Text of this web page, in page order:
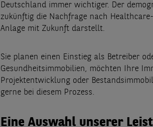
Deutschland immer wichtiger. Der
zukünftig die Nachfrage nach
Anlage mit Zukunft darstellt.
Sie planen einen Einstieg als Betreiber
Gesundheitsimmobilien, möchten Ihre
Projektentwicklung oder
gerne bei diesem Prozess.
Eine Auswahl unserer